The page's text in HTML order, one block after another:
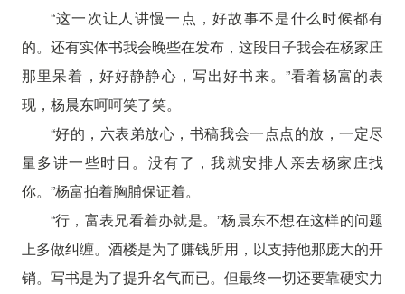
“这一次让人讲慢一点，好故事不是什么时候都有
的。还有实体书我会晚些在发布，这段日子我会在杨家庄
那里呆着，好好静静心，写出好书来。”看着杨富的表
现，杨晨东呵呵笑了笑。
“好的，六表弟放心，书稿我会一点点的放，一定尽
量多讲一些时日。没有了，我就安排人亲去杨家庄找
你。”杨富拍着胸脯保证着。
“行，富表兄看着办就是。”杨晨东不想在这样的问题
上多做纠缠。酒楼是为了赚钱所用，以支持他那庞大的开
销。写书是为了提升名气而已。但最终一切还要靠硬实力